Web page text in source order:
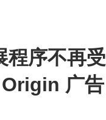
程序不再受
广告